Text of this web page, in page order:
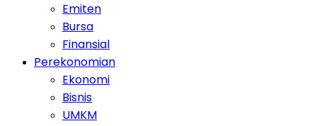
Emiten
Bursa
Finansial
Perekonomian
Ekonomi
Bisnis
UMKM